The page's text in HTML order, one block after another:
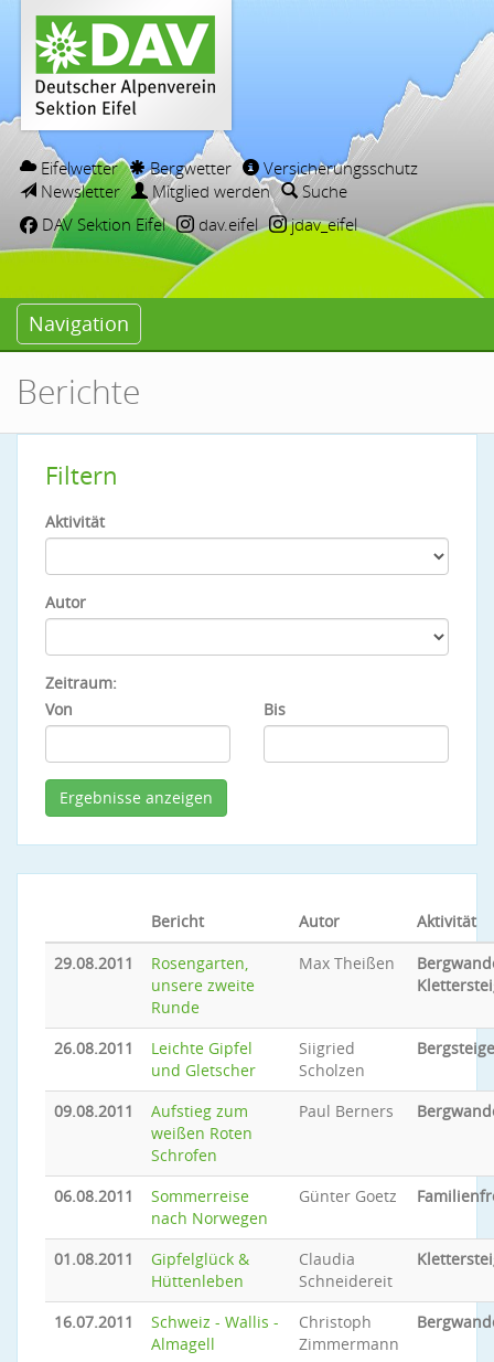
Eifelwetter Bergwetter
Versicherungsschutz
Newsletter
Mitglied werden
Suche
DAV Sektion Eifel
dav.eifel jdav_eifel
Navigation
Berichte
Filtern
Aktivität
Autor
Zeitraum:
Von
Bis
Bericht Autor
Aktivität
29.08.2011
Rosengarten,
unsere zweite
Runde
Max Theißen
26.08.2011
Leichte Gipfel
und Gletscher
Siigried
Scholzen
09.08.2011
Aufstieg zum
weißen Roten
Schrofen
Paul Berners
06.08.2011
Sommerreise
nach Norwegen
Günter Goetz
01.08.2011
Gipfelglück &
Hüttenleben
Claudia
Schneidereit
16.07.2011
Schweiz - Wallis -
Almagell
Christoph
Zimmermann